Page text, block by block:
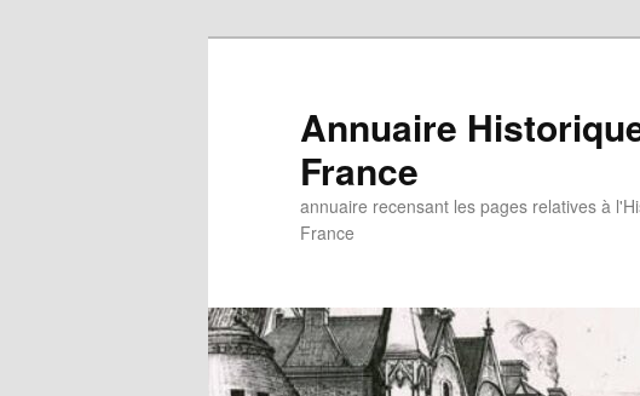
Annuaire
France
annuaire recensant les pages relatives à
France